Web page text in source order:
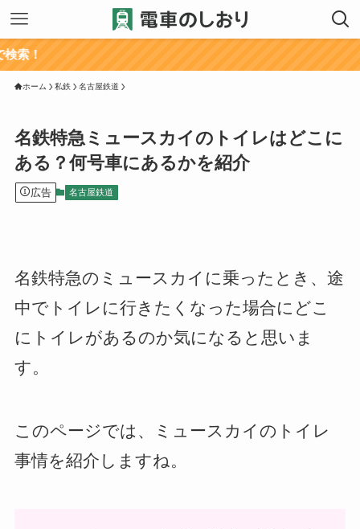
ホーム 私鉄 名古屋鉄道
名鉄特急ミュースカイのトイレはどこに
ある？何号車にあるかを紹介
広告 名古屋鉄道
名鉄特急のミュースカイに乗ったとき、途
中でトイレに行きたくなった場合にどこ
にトイレがあるのか気になると思いま
す。
このページでは、ミュースカイのトイレ
事情を紹介しますね。